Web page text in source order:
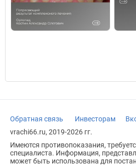
Обратная связь Инвесторам
vrachi66.ru, 2019-2026 гг.
Имеются противопоказания,
специалиста. Информация,
может быть использована для